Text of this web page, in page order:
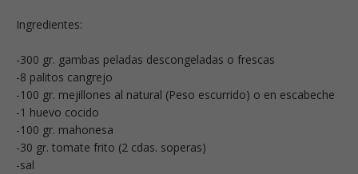
Ingredientes:
-300 gr. gambas peladas descongeladas o frescas
-8 palitos cangrejo
-100 gr. mejillones al natural (Peso escurrido) o en escabeche
-1 huevo cocido
-100 gr. mahonesa
-30 gr. tomate frito (2 cdas. soperas)
-sal